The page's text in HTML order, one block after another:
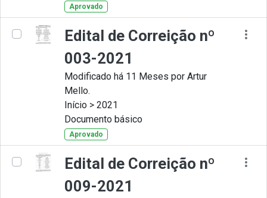
Aprovado
Edital de Correição nº
003-2021
Modificado há 11 Meses por Artur
Mello.
Início > 2021
Documento básico
Aprovado
Edital de Correição nº
009-2021